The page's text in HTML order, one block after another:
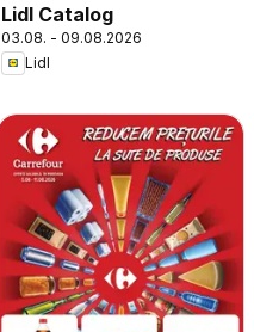
Lidl Catalog
03.08. - 09.08.2026
Lidl